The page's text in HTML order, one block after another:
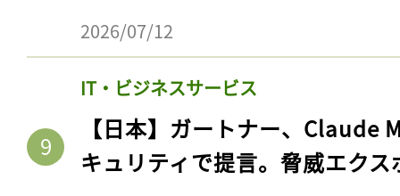
2026/07/12
IT・ビジネスサービス
【日本】ガートナー、Claude
キュリティで提言。脅威エク